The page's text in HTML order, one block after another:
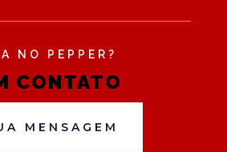
NO PEPPER?
CONTATO
MENSAGEM